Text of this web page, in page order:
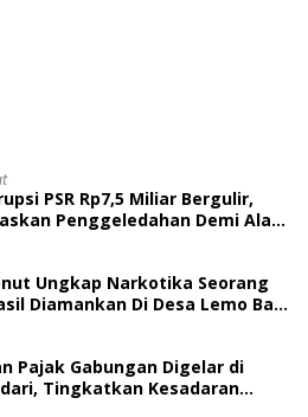
PSR Rp7,5 Miliar Bergulir,
Penggeledahan Demi Alat
Ungkap Narkotika Seorang
Diamankan Di Desa Lemo Bajo
Pajak Gabungan Digelar di
Tingkatkan Kesadaran